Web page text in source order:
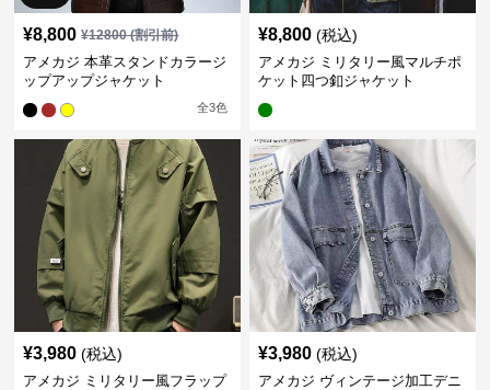
¥8,800 ¥12800(割引前)
アメカジ 本革スタンドカラージ
ップアップジャケット
全3色
¥8,800 (税込)
アメカジ ミリタリー風マルチポ
ケット四つ釦ジャケット
¥3,980 (税込)
アメカジ ミリタリー風フラップ
¥3,980 (税込)
アメカジ ヴィンテージ加工デニ